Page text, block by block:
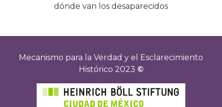
dónde van los desaparecidos
Mecanismo para la Verdad y el Esclarecimiento
Histórico 2023 ©